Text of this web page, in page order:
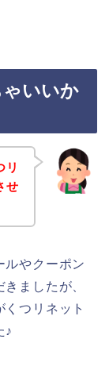
いいか
リ
せ
ルやクーポン
ましたが、
つリネット
♪